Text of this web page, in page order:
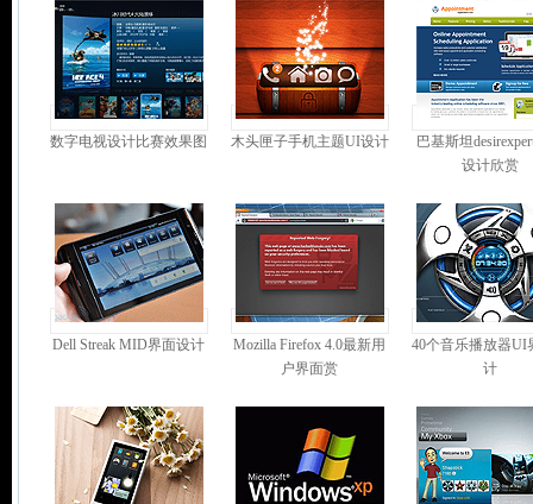
数字电视设计比赛效果图 木头匣子手机主题UI设计
巴基斯坦
设计欣赏
Dell Streak MID界面设计
Mozilla Firefox 4.0最新用
户界面赏
40个音乐播放器UI
计